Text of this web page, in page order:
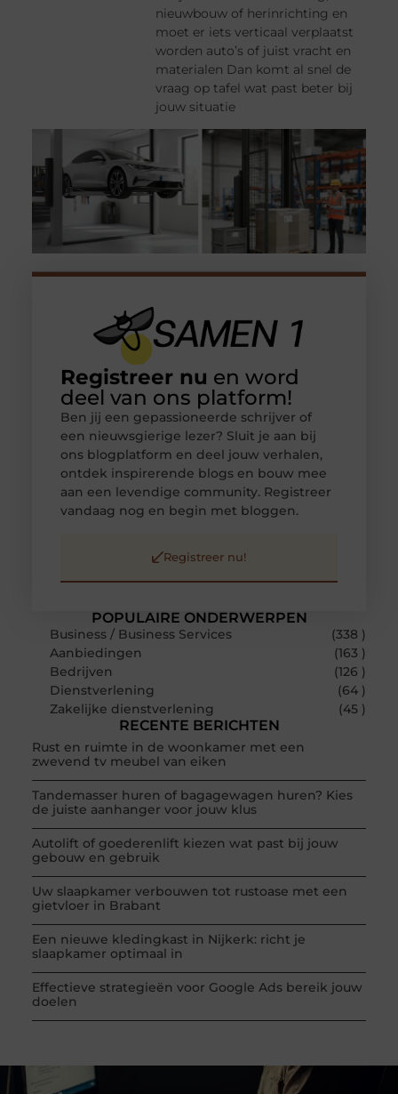
nieuwbouw of herinrichting en
moet er iets verticaal verplaatst
worden auto’s of juist vracht en
materialen Dan komt al snel de
vraag op tafel wat past beter bij
jouw situatie
POPULAIRE ONDERWERPEN
Business / Business Services
(338 )
Aanbiedingen
(163 )
Bedrijven
(126 )
Dienstverlening
(64 )
Zakelijke dienstverlening
(45 )
RECENTE BERICHTEN
Rust en ruimte in de woonkamer met een
zwevend tv meubel van eiken
Tandemasser huren of bagagewagen huren? Kies
de juiste aanhanger voor jouw klus
Autolift of goederenlift kiezen wat past bij jouw
gebouw en gebruik
Uw slaapkamer verbouwen tot rustoase met een
gietvloer in Brabant
Een nieuwe kledingkast in Nijkerk: richt je
slaapkamer optimaal in
Effectieve strategieën voor Google Ads bereik jouw
doelen
Registreer nu en word
deel van ons platform!
Ben jij een gepassioneerde schrijver of
een nieuwsgierige lezer? Sluit je aan bij
ons blogplatform en deel jouw verhalen,
ontdek inspirerende blogs en bouw mee
aan een levendige community. Registreer
vandaag nog en begin met bloggen.
Registreer nu!